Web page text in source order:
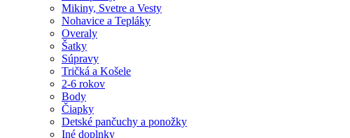
Mikiny, Svetre a Vesty
Nohavice a Tepláky
Overaly
Šatky
Súpravy
Tričká a Košele
2-6 rokov
Body
Čiapky
Detské pančuchy a ponožky
Iné doplnky